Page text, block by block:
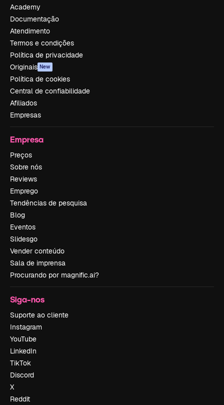
Academy
Documentação
Atendimento
Termos e condições
Política de privacidade
Originais New
Política de cookies
Central de confiabilidade
Afiliados
Empresas
Empresa
Preços
Sobre nós
Reviews
Emprego
Tendências de pesquisa
Blog
Eventos
Slidesgo
Vender conteúdo
Sala de imprensa
Procurando por magnific.ai?
Siga-nos
Suporte ao cliente
Instagram
YouTube
LinkedIn
TikTok
Discord
X
Reddit